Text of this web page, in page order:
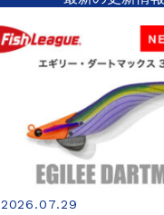
2026.07.29